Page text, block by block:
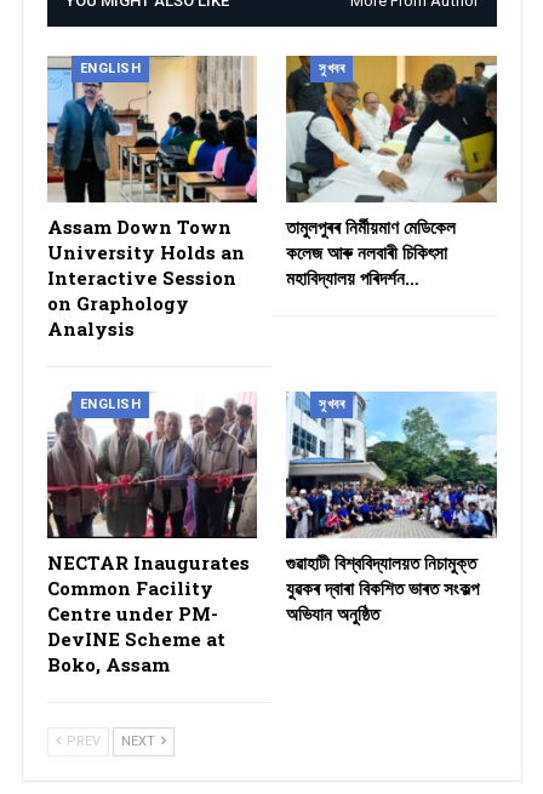
ENGLISH
Assam Down Town
University Holds an
Interactive Session
on Graphology
Analysis
সুখবৰ
তামুলপুৰৰ নিৰ্মীয়মাণ মেডিকেল
কলেজ আৰু নলবাৰী চিকিৎসা
মহাবিদ্যালয় পৰিদৰ্শন…
ENGLISH
NECTAR Inaugurates
Common Facility
Centre under PM-
DevINE Scheme at
Boko, Assam
সুখবৰ
গুৱাহাটী বিশ্ববিদ্যালয়ত নিচামুক্ত
যুৱকৰ দ্বাৰা বিকশিত ভাৰত সংকল্প
অভিযান অনুষ্ঠিত
PREV NEXT